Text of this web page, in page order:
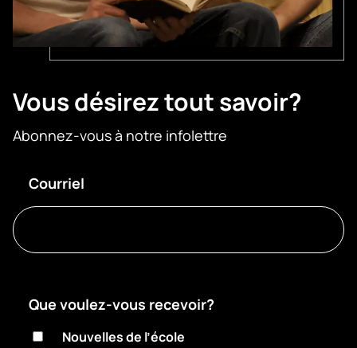
Vous désirez tout savoir?
Abonnez-vous à notre infolettre
Courriel
Que voulez-vous recevoir?
Nouvelles de l’école